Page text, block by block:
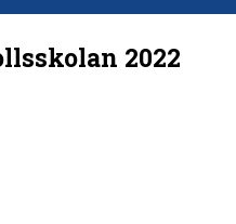
2022